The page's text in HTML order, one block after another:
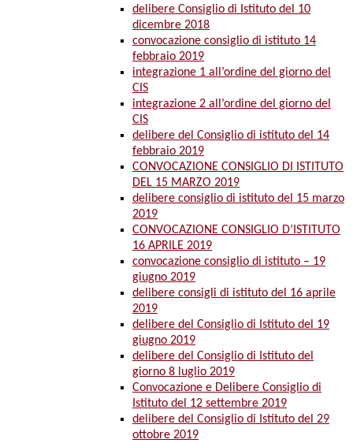
delibere Consiglio di Istituto del 10
dicembre 2018
convocazione consiglio di istituto 14
febbraio 2019
integrazione 1 all’ordine del giorno del
CIS
integrazione 2 all’ordine del giorno del
CIS
delibere del Consiglio di istituto del 14
febbraio 2019
CONVOCAZIONE CONSIGLIO DI ISTITUTO
DEL 15 MARZO 2019
delibere consiglio di istituto del 15 marzo
2019
CONVOCAZIONE CONSIGLIO D’ISTITUTO
16 APRILE 2019
convocazione consiglio di istituto – 19
giugno 2019
delibere consigli di istituto del 16 aprile
2019
delibere del Consiglio di Istituto del 19
giugno 2019
delibere del Consiglio di Istituto del
giorno 8 luglio 2019
Convocazione e Delibere Consiglio di
Istituto del 12 settembre 2019
delibere del Consiglio di Istituto del 29
ottobre 2019